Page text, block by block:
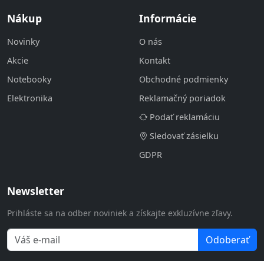
Nákup
Novinky
Akcie
Notebooky
Elektronika
Informácie
O nás
Kontakt
Obchodné podmienky
Reklamačný poriadok
Podať reklamáciu
Sledovať zásielku
GDPR
Newsletter
Prihláste sa na odber noviniek a získajte exkluzívne zľavy.
Odoberať